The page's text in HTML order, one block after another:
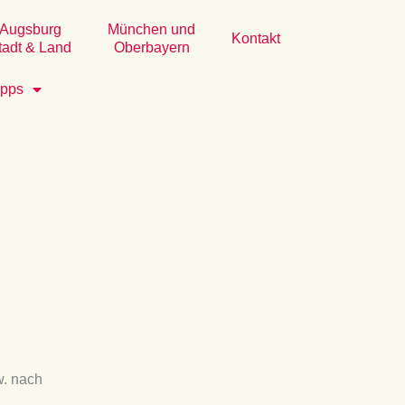
Augsburg
& Land
München und
Oberbayern
Kontakt
nach